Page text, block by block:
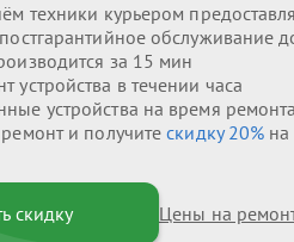
техники курьером
обслуживание
за 15 мин
устройства в течении часа
устройства на время ремонта
и получитескидку 20%
скидку Цены на